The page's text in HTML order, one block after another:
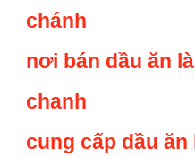
chánh
nơi bán dầu ăn
chanh
cung cấp dầu